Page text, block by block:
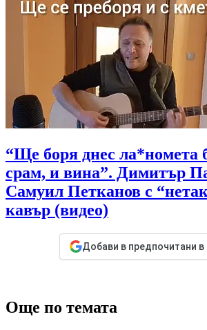
“Ще боря днес ла*номета
срам, и вина”. Димитър
Самуил Петканов с
кавър (видео)
Добави в предпочитани в
Още по темата